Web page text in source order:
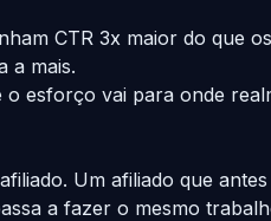
CTR 3x maior do que
a mais.
esforço vai para onde
Um afiliado que
a fazer o mesmo